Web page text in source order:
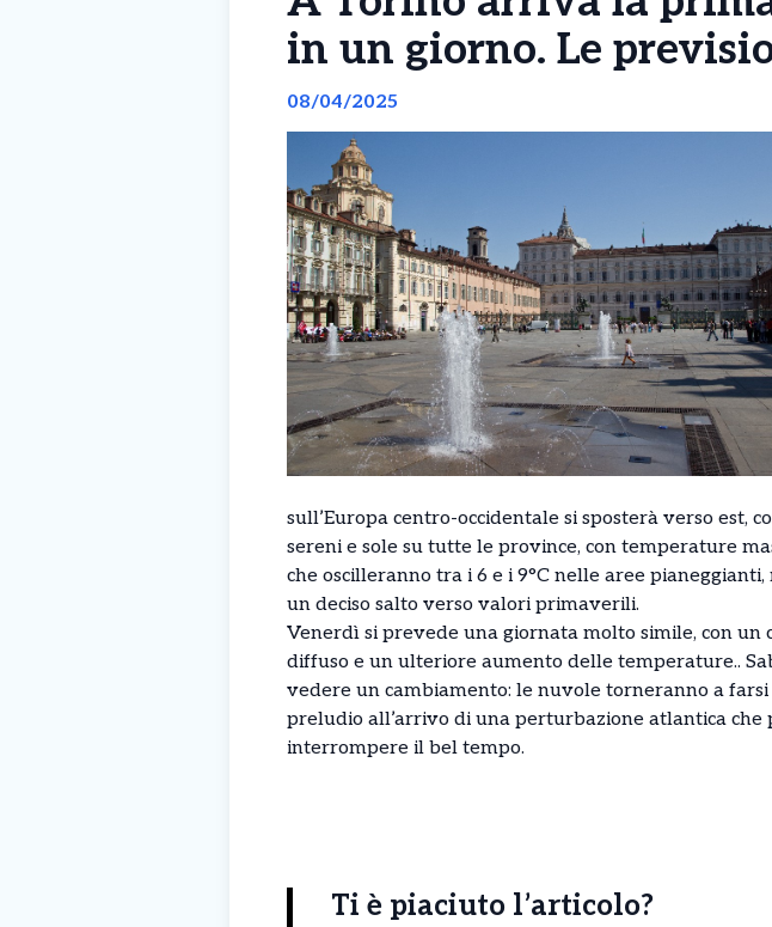
in un giorno. Le
08/04/2025
sull’Europa centro-occidentale si sposterà verso est,
sereni e sole su tutte le province, con temperature
che oscilleranno tra i 6 e i 9°C nelle aree
un deciso salto verso valori primaverili.
Venerdì si prevede una giornata molto simile, con un
diffuso e un ulteriore aumento delle temperature..
vedere un cambiamento: le nuvole torneranno a
preludio all’arrivo di una perturbazione atlantica che
interrompere il bel tempo.
Ti è piaciuto l’articolo?